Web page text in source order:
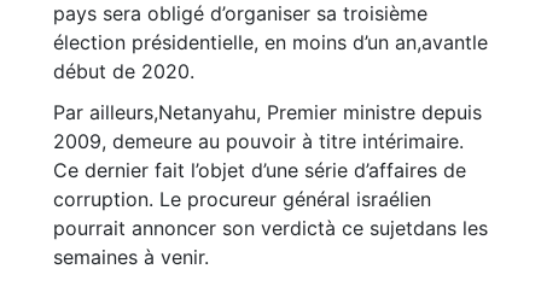
pays sera obligé d’organiser sa troisième
élection présidentielle, en moins d’un an,avantle
début de 2020.
Par ailleurs,Netanyahu, Premier ministre depuis
2009, demeure au pouvoir à titre intérimaire.
Ce dernier fait l’objet d’une série d’affaires de
corruption. Le procureur général israélien
pourrait annoncer son verdictà ce sujetdans les
semaines à venir.